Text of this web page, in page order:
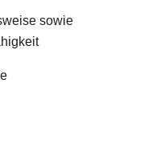
sowie